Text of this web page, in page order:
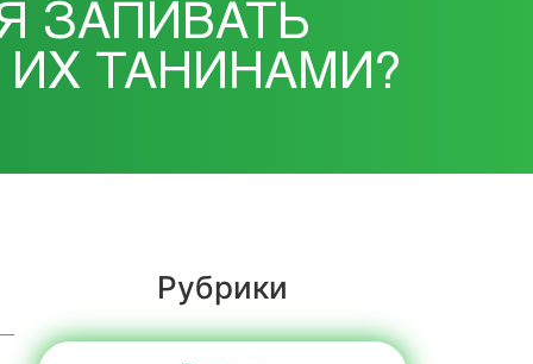
ЗАПИВАТЬ
ТАНИНАМИ?
Рубрики